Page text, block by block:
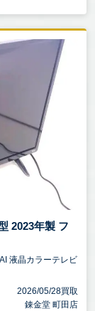
2023年製 フ
液晶カラーテレビ
2026/05/28買取
錬金堂 町田店